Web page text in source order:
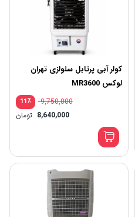
11,500,000 تومان.
کولر آبی پرتابل سلولزی تهران
لوکس MR3600
٪11 9,750,000
8,640,000 تومان